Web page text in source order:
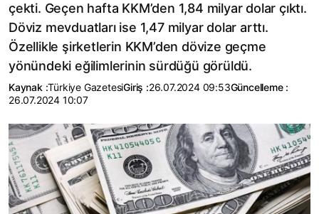
çekti. Geçen hafta KKM’den 1,84 milyar dolar çıktı.
Döviz mevduatları ise 1,47 milyar dolar arttı.
Özellikle şirketlerin KKM’den dövize geçme
yönündeki eğilimlerinin sürdüğü görüldü.
Kaynak :Türkiye GazetesiGiriş :26.07.2024 09:53Güncelleme :
26.07.2024 10:07